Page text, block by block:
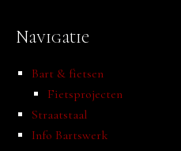
Navigatie
Bart & fietsen
Fietsprojecten
Straatstaal
Info Bartswerk